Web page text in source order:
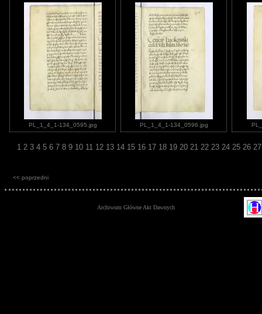
PL_1_4_1-134_0595.jpg PL_1_4_1-134_0596.jpg
1 2 3 4 5 6 7 8 9 10 11 12 13 14 15 16 17 18 19 20 21 22 23 24 25 26
<< poprzedni
Archiwum Główne Akt Dawnych